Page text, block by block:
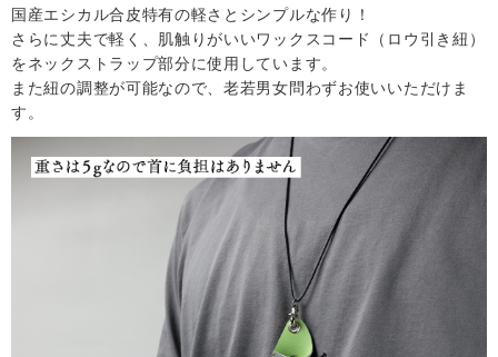
国産エシカル合皮特有の軽さとシンプルな作り！
さらに丈夫で軽く、肌触りがいいワックスコード（ロウ引き紐）
をネックストラップ部分に使用しています。
また紐の調整が可能なので、老若男女問わずお使いいただけま
す。